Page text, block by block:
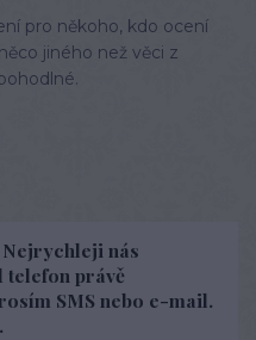
pro někoho, kdo ocení
jiného než věci z
nás
telefon právě
SMS nebo e-mail.